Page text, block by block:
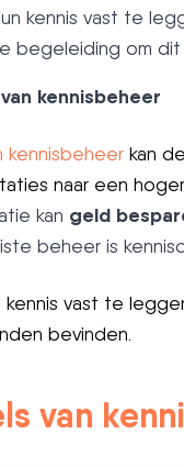
kennis vast te
begeleiding om
kennisbeheer
kennisbeheer kan
naar een
kan geld
beheer is
vast te
bevinden.
van